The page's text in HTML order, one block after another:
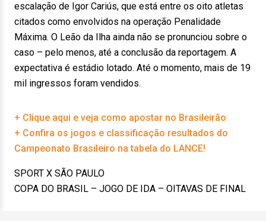
escalação de Igor Cariús, que está entre os oito atletas
citados como envolvidos na operação Penalidade
Máxima. O Leão da Ilha ainda não se pronunciou sobre o
caso – pelo menos, até a conclusão da reportagem. A
expectativa é estádio lotado. Até o momento, mais de 19
mil ingressos foram vendidos.
+ Clique aqui e veja como apostar no Brasileirão
+ Confira os jogos e classificação resultados do
Campeonato Brasileiro na tabela do LANCE!
SPORT X SÃO PAULO
COPA DO BRASIL – JOGO DE IDA – OITAVAS DE FINAL